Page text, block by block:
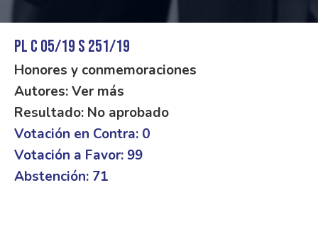
PL C 05/19 S 251/19
Honores y conmemoraciones
Autores: Ver más
Resultado: No aprobado
Votación en Contra: 0
Votación a Favor: 99
Abstención: 71